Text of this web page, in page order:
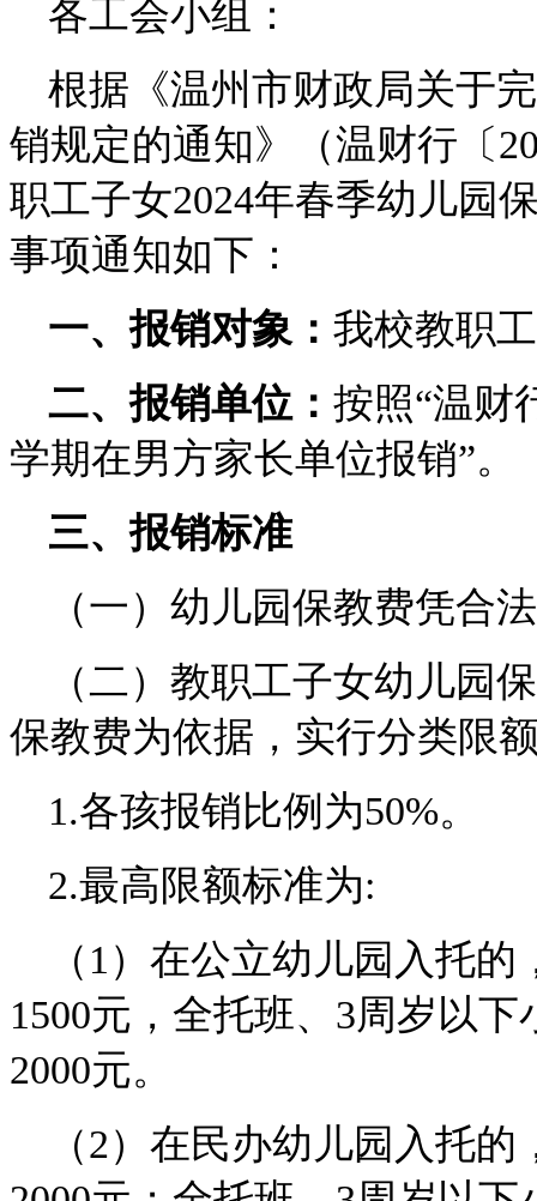
各工会小组：
根据《温州市财政局关于
销规定的通知》（温财行〔
职工子女2024年春季幼儿园
事项通知如下：
一、报销对象： 我校教职
二、报销单位： 按照“温财
学期在男方家长单位报销”。
三、报销标准
（一）幼儿园保教费凭合
（二）教职工子女幼儿园
保教费为依据，实行分类限
1.各孩报销比例为50%。
2.最高限额标准为:
（1）在公立幼儿园入托
1500元，全托班、3周岁以
2000元。
（2）在民办幼儿园入托